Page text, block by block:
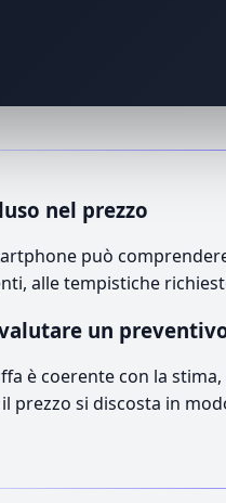
nel prezzo
può
alle tempistiche
un
è coerente con la
prezzo si discosta in